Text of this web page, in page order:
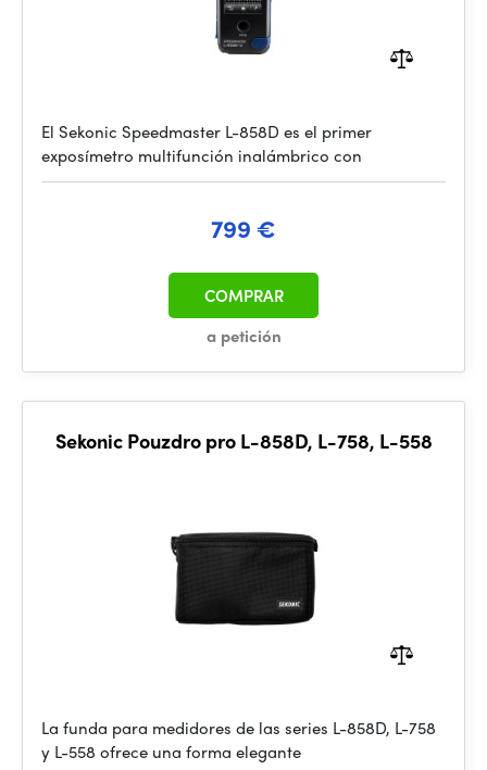
El Sekonic Speedmaster L-858D es el primer
exposímetro multifunción inalámbrico con
799 €
a petición
COMPRAR
Sekonic Pouzdro pro L-858D, L-758, L-558
La funda para medidores de las series L-858D, L-758
y L-558 ofrece una forma elegante